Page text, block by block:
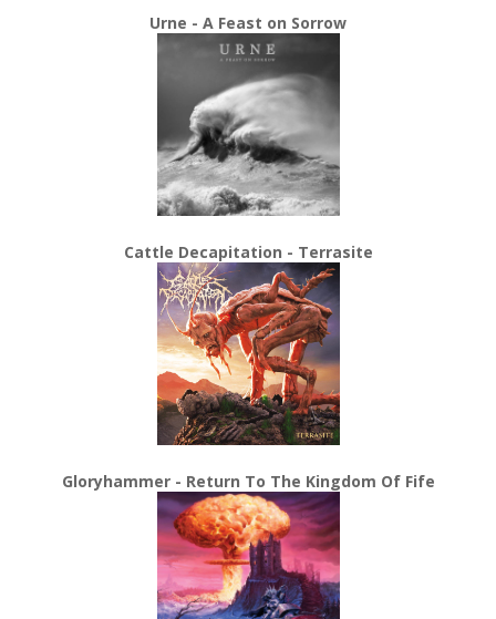
Urne - A Feast on Sorrow
Cattle Decapitation - Terrasite
Gloryhammer - Return To The Kingdom Of Fife